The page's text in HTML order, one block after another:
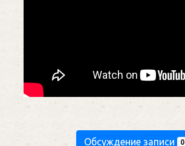
Обсуждение записи 0